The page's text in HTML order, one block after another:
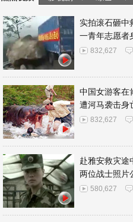
实拍滚石砸中
一青年志愿者
832,627
中国女游客在
遭河马袭击身
832,627
赴雅安救灾途
两位战士照片
580,627